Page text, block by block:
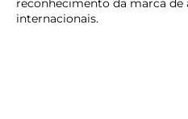
reconhecimento da marca
internacionais.